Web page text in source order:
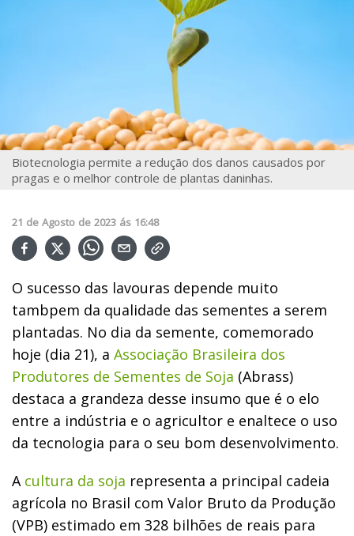
Biotecnologia permite a redução dos danos causados por
pragas e o melhor controle de plantas daninhas.
21 de Agosto de 2023 ás 16:48
O sucesso das lavouras depende muito
tambpem da qualidade das sementes a serem
plantadas. No dia da semente, comemorado
hoje (dia 21), a Associação Brasileira dos
Produtores de Sementes de Soja (Abrass)
destaca a grandeza desse insumo que é o elo
entre a indústria e o agricultor e enaltece o uso
da tecnologia para o seu bom desenvolvimento.
Acultura da soja representa a principal cadeia
agrícola no Brasil com Valor Bruto da Produção
(VPB) estimado em 328 bilhões de reais para